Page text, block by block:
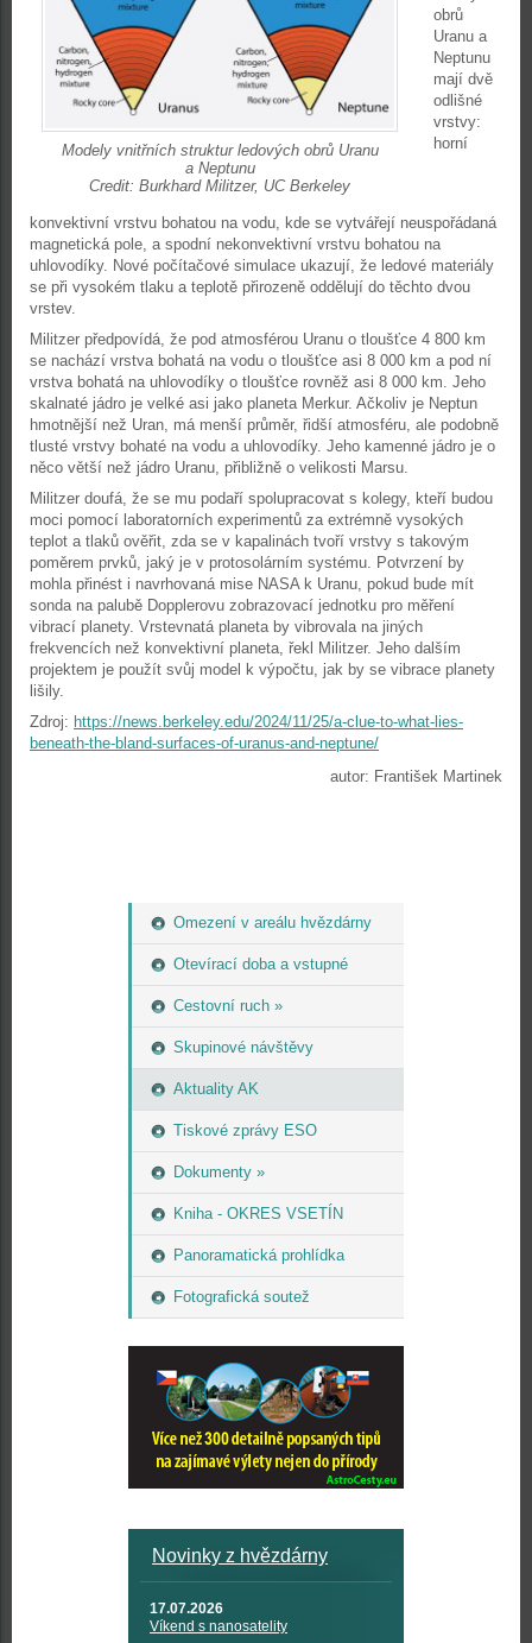
Omezení v areálu hvězdárny
Otevírací doba a vstupné
Cestovní ruch »
Skupinové návštěvy
Aktuality AK
Tiskové zprávy ESO
Dokumenty »
Kniha - OKRES VSETÍN
Panoramatická prohlídka
Fotografická soutež
Novinky z hvězdárny
17.07.2026
Víkend s nanosatelity
Modely vnitřních struktur ledových obrů Uranu
a Neptunu
Credit: Burkhard Militzer, UC Berkeley
obrů
Uranu a
Neptunu
mají dvě
odlišné
vrstvy:
horní
konvektivní vrstvu bohatou na vodu, kde se vytvářejí neuspořádaná
magnetická pole, a spodní nekonvektivní vrstvu bohatou na
uhlovodíky. Nové počítačové simulace ukazují, že ledové materiály
se při vysokém tlaku a teplotě přirozeně oddělují do těchto dvou
vrstev.
Militzer předpovídá, že pod atmosférou Uranu o tloušťce 4 800 km
se nachází vrstva bohatá na vodu o tloušťce asi 8 000 km a pod ní
vrstva bohatá na uhlovodíky o tloušťce rovněž asi 8 000 km. Jeho
skalnaté jádro je velké asi jako planeta Merkur. Ačkoliv je Neptun
hmotnější než Uran, má menší průměr, řidší atmosféru, ale podobně
tlusté vrstvy bohaté na vodu a uhlovodíky. Jeho kamenné jádro je o
něco větší než jádro Uranu, přibližně o velikosti Marsu.
Militzer doufá, že se mu podaří spolupracovat s kolegy, kteří budou
moci pomocí laboratorních experimentů za extrémně vysokých
teplot a tlaků ověřit, zda se v kapalinách tvoří vrstvy s takovým
poměrem prvků, jaký je v protosolárním systému. Potvrzení by
mohla přinést i navrhovaná mise NASA k Uranu, pokud bude mít
sonda na palubě Dopplerovu zobrazovací jednotku pro měření
vibrací planety. Vrstevnatá planeta by vibrovala na jiných
frekvencích než konvektivní planeta, řekl Militzer. Jeho dalším
projektem je použít svůj model k výpočtu, jak by se vibrace planety
lišily.
Zdroj: https://news.berkeley.edu/2024/11/25/a-clue-to-what-lies-
beneath-the-bland-surfaces-of-uranus-and-neptune/
autor: František Martinek